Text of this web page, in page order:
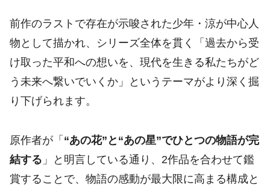
前作のラストで存在が示唆された少年・涼が中心人
物として描かれ、シリーズ全体を貫く「過去から受
け取った平和への想いを、現代を生きる私たちがど
う未来へ繋いでいくか」というテーマがより深く掘
り下げられます。
原作者が「 “あの花”と“あの星”でひとつの物語が完
結する 」と明言している通り、2作品を合わせて鑑
賞することで、物語の感動が最大限に高まる構成と